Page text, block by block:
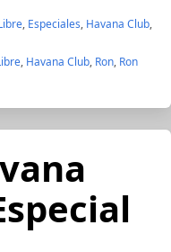
, Especiales, Havana Club,
, Havana Club, Ron, Ron